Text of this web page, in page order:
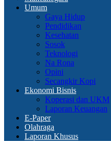
Umum
Gaya Hidup
Pendidikan
Kesehatan
Sosok
Teknologi
Na Rona
Opini
Secangkir Kopi
Ekonomi Bisnis
Koperasi dan UKM
Laporan Keuangan
E-Paper
Olahraga
Laporan Khusus